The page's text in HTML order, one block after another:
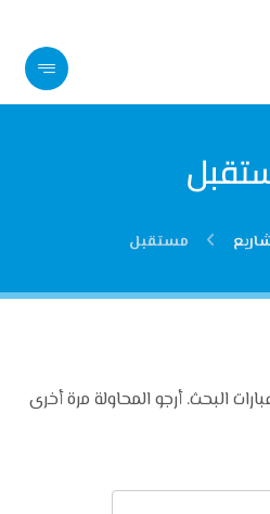
مستقبل
البحث. أرجو المحاولة مرة أخرى